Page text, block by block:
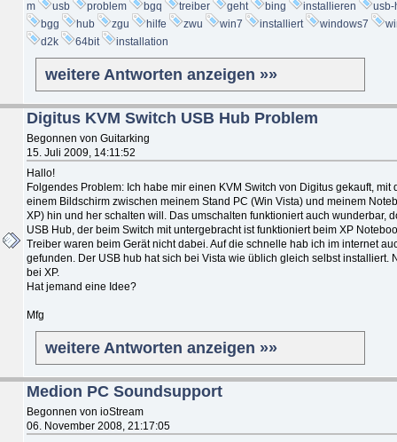
m
usb problem bgq treiber geht bing installieren
usb-
bgg
hub zgu hilfe zwu win7 installiert windows7
d2k
64bit installation
weitere Antworten anzeigen »»
Digitus KVM Switch USB Hub Problem
Begonnen von Guitarking
15. Juli 2009, 14:11:52
Hallo!
Folgendes Problem: Ich habe mir einen KVM Switch von Digitus gekauft, mit
einem Bildschirm zwischen meinem Stand PC (Win Vista) und meinem
XP) hin und her schalten will. Das umschalten funktioniert auch wunderbar,
USB Hub, der beim Switch mit untergebracht ist funktioniert beim XP
Treiber waren beim Gerät nicht dabei. Auf die schnelle hab ich im internet
gefunden. Der USB hub hat sich bei Vista wie üblich gleich selbst installiert.
bei XP.
Hat jemand eine Idee?
Mfg
weitere Antworten anzeigen »»
Medion PC Soundsupport
Begonnen von ioStream
06. November 2008, 21:17:05